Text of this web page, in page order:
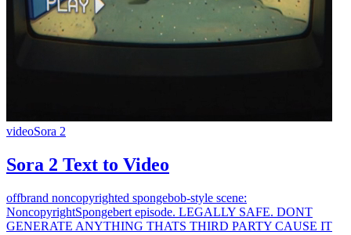
videoSora 2
Sora 2 Text to Video
offbrand noncopyrighted spongebob-style scene:
NoncopyrightSpongebert episode. LEGALLY SAFE. DONT
GENERATE ANYTHING THATS THIRD PARTY CAUSE IT